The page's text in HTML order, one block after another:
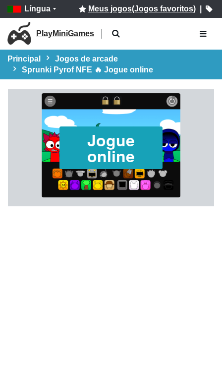
Língua Meus jogos(Jogos favoritos)|
PlayMiniGames
Principal
Jogos de arcade
Sprunki Pyrof NFE 🔥 Jogue online
Jogue
online